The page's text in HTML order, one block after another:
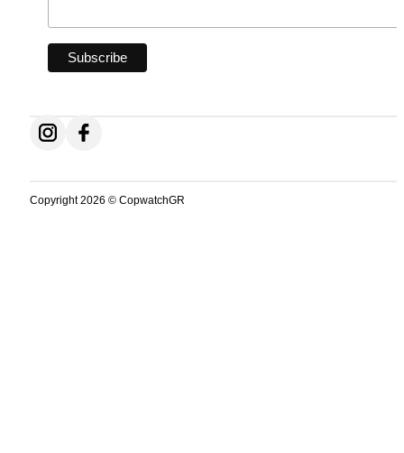
Follow us on Instagram
Follow us on Facebook
Copyright 2026 © CopwatchGR